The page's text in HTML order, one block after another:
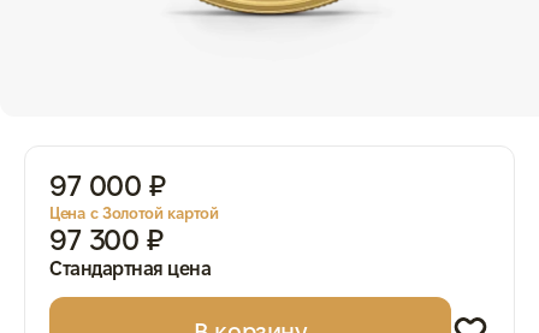
97 000 ₽
Цена с Золотой картой
97 300 ₽
Стандартная цена